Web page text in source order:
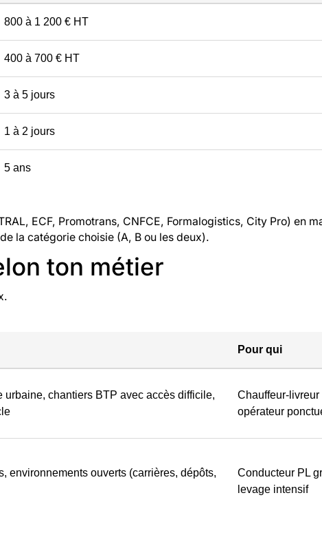
800 à 1 200 € HT
400 à 700 € HT
3 à 5 jours
1 à 2 jours
5 ans
ECF, Promotrans, CNFCE, Formalogistics, City Pro) en
la catégorie choisie (A, B ou les deux).
ton métier
Pour qui
urbaine, chantiers BTP avec accès difficile,
Chauffeur-
opérateur
environnements ouverts (carrières, dépôts,
Conducteur PL
levage intensif